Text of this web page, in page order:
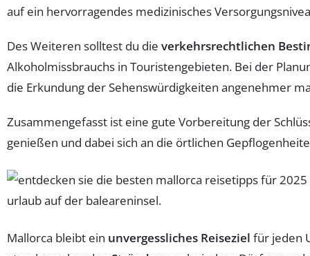
auf ein hervorragendes medizinisches
Des Weiteren solltest du die verkehrsrechtlichen
Alkoholmissbrauchs in Touristengebieten. Bei der
die Erkundung der Sehenswürdigkeiten angenehmer
Zusammengefasst ist eine gute Vorbereitung der
genießen und dabei sich an die örtlichen
Mallorca bleibt ein unvergessliches Reiseziel für jeden